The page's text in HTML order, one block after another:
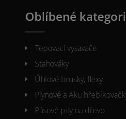
Oblíbené
Tepovací vysavače
Stahováky
Úhlové brusky, flexy
Plynové a Aku
Pásové pily na dřevo